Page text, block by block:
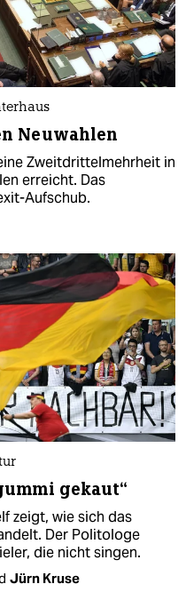
Neuwahlen
Zweitdrittelmehrheit in
erreicht. Das
Aufschub.
gekaut“
zeigt, wie sich das
Der Politologe
die nicht singen.
Jürn Kruse